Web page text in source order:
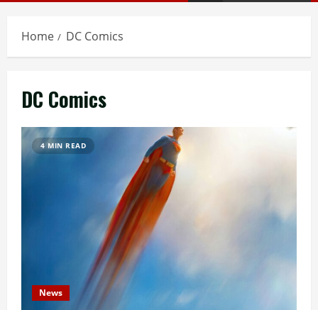
Home DC Comics
DC Comics
4 MIN READ
News